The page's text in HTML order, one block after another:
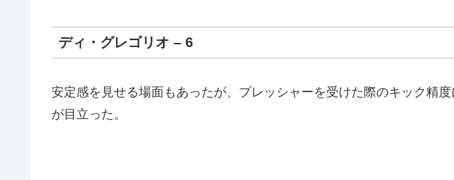
ディ・グレゴリオ – 6
安定感を見せる場面もあったが、プレッシャーを受けた際のキック精
が目立った。